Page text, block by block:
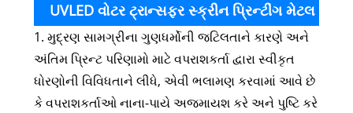
UVLED વોટર ટ્રાન્સફર સ્ક્રીન પ્રિન્ટીંગ મેટલ
શાહી માટે સાવચેતીઓ
1. મુદ્રણ સામગ્રીના ગુણધર્મોની જટિલતાને કારણે અને
અંતિમ પ્રિન્ટ પરિણામો માટે વપરાશકર્તા દ્વારા સ્વીકૃત
ધોરણોની વિવિધતાને લીધે, એવી ભલામણ કરવામાં આવે છે
કે વપરાશકર્તાઓ નાના-પાયે અજમાયશ કરે અને પુષ્ટિ કરે